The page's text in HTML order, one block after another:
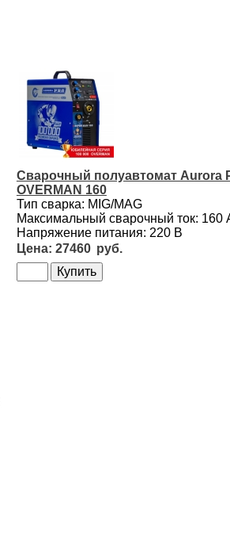
Сварочный полуавтомат Aurora
OVERMAN 160
Тип сварка: MIG/MAG
Максимальный сварочный ток: 160
Напряжение питания: 220 В
27460